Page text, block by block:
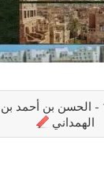
الإكليل ج1,ج2,ج8,ج10 - الحسن
الهمداني